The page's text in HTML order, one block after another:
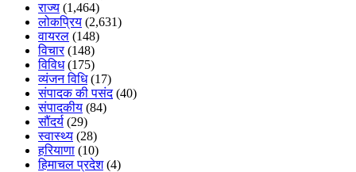
राज्य (1,464)
लोकप्रिय (2,631)
वायरल (148)
विचार(148)
विविध(175)
व्यंजन विधि(17)
संपादक की पसंद(40)
संपादकीय (84)
सौंदर्य (29)
स्वास्थ्य (28)
हरियाणा (10)
हिमाचल प्रदेश(4)